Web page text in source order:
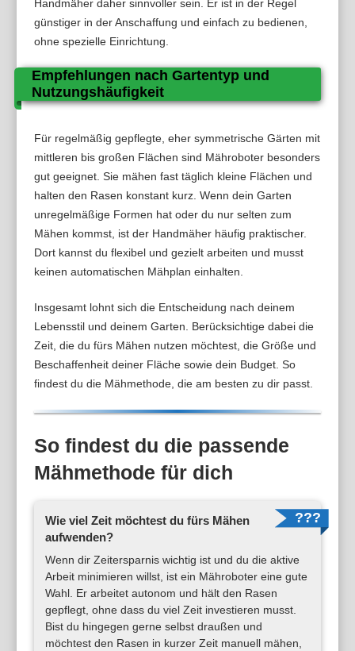
Handmäher daher sinnvoller sein. Er ist in der Regel
günstiger in der Anschaffung und einfach zu bedienen,
ohne spezielle Einrichtung.
Empfehlungen nach Gartentyp und
Nutzungshäufigkeit
Für regelmäßig gepflegte, eher symmetrische Gärten mit
mittleren bis großen Flächen sind Mähroboter besonders
gut geeignet. Sie mähen fast täglich kleine Flächen und
halten den Rasen konstant kurz. Wenn dein Garten
unregelmäßige Formen hat oder du nur selten zum
Mähen kommst, ist der Handmäher häufig praktischer.
Dort kannst du flexibel und gezielt arbeiten und musst
keinen automatischen Mähplan einhalten.
Insgesamt lohnt sich die Entscheidung nach deinem
Lebensstil und deinem Garten. Berücksichtige dabei die
Zeit, die du fürs Mähen nutzen möchtest, die Größe und
Beschaffenheit deiner Fläche sowie dein Budget. So
findest du die Mähmethode, die am besten zu dir passt.
So findest du die passende
Mähmethode für dich
Wie viel Zeit möchtest du fürs Mähen
aufwenden?
Wenn dir Zeitersparnis wichtig ist und du die aktive
Arbeit minimieren willst, ist ein Mähroboter eine gute
Wahl. Er arbeitet autonom und hält den Rasen
gepflegt, ohne dass du viel Zeit investieren musst.
Bist du hingegen gerne selbst draußen und
möchtest den Rasen in kurzer Zeit manuell mähen,